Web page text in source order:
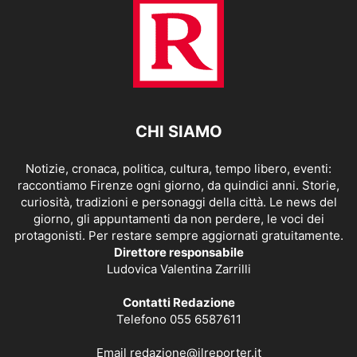
CHI SIAMO
Notizie, cronaca, politica, cultura, tempo libero, eventi:
raccontiamo Firenze ogni giorno, da quindici anni. Storie,
curiosità, tradizioni e personaggi della città. Le news del
giorno, gli appuntamenti da non perdere, le voci dei
protagonisti. Per restare sempre aggiornati gratuitamente.
Direttore responsabile
Ludovica Valentina Zarrilli
Contatti Redazione
Telefono 055 6587611
Email redazione@ilreporter.it